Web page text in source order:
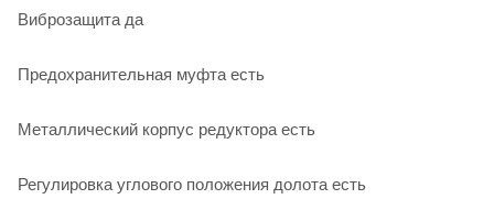
Виброзащита да
Предохранительная муфта есть
Металлический корпус редуктора есть
Регулировка углового положения долота есть